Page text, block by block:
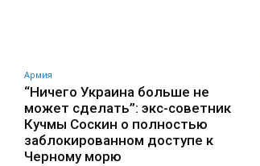
Армия
“Ничего Украина больше не
может сделать”: экс-советник
Кучмы Соскин о полностью
заблокированном доступе к
Черному морю